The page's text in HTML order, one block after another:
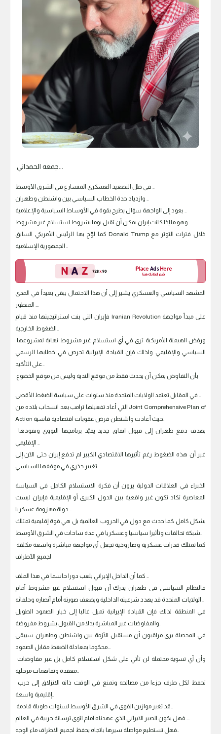
جمعه الحمداني...
في ظل التصعيد العسكري المتسارع في الشرق الأوسط ..
وازدياد حدة الخطاب السياسي بين واشنطن وطهران ..
يعود إلى الواجهة سؤال يطرح بقوة في الأوساط السياسية والإعلامية ..
وهو ما إذا كانت إيران يمكن أن تقبل يوما بشروط استسلام غير مشروط ..
كما لوّح بها الرئيس الأمريكي السابق Donald Trump خلال فترات التوتر مع
الجمهورية الإسلامية ..
المشهد السياسي والعسكري يشير إلى أن هذا الاحتمال يبقى بعيداً في المدى
المنظور ...
فإيران التي بنت استراتيجيتها منذ قيام Iranian Revolution على مبدأ مواجهة
الضغوط الخارجية..
السياسي والإقليمي ولذلك فإن القيادة الإيرانية تحرص في خطابها الرسمي
على التأكيد..
بأن التفاوض يمكن أن يحدث فقط من موقع الندية وليس من موقع الخضوع
في المقابل تعتمد الولايات المتحدة منذ سنوات على سياسة الضغط الأقصى ..
التي أعاد تفعيلها ترامب بعد انسحاب بلاده من Joint Comprehensive Plan of
Action حيث أعادت واشنطن فرض عقوبات اقتصادية قاسية.
الإقليمي ..
غير أن هذه الضغوط رغم تأثيرها الاقتصادي الكبير لم تدفع إيران حتى الآن إلى
تغيير جذري في موقفها السياسي..
الخبراء في العلاقات الدولية يرون أن فكرة الاستسلام الكامل في السياسة
المعاصرة تكاد تكون غير واقعية بين الدول الكبرى أو الإقليمية فإيران ليست
دولة مهزومة عسكريا ..
بشكل كامل كما حدث مع دول في الحروب العالمية بل هي قوة إقليمية تمتلك
شبكة تحالفات وتأثيرا سياسيا وعسكريا في عدة ساحات في الشرق الأوسط..
لجميع الأطراف
كما أن الداخل الإيراني يلعب دورا حاسما في هذا الملف ..
فالنظام السياسي في طهران يدرك أن قبول استسلام غير مشروط أمام
الولايات المتحدة قد يهدد شرعيته الداخلية ويضعف صورته أمام أنصاره وحلفائه ..
في المنطقة لذلك فإن القيادة الإيرانية تميل غالبا إلى خيار الصمود الطويل
والمفاوضات غير المباشرة بدلا من القبول بشروط مفروضة.
في المحصلة يرى مراقبون أن مستقبل الأزمة بين واشنطن وطهران سيبقى
محكوما بمعادلة الضغط مقابل الصمود...
معقدة وتفاهمات مرحلية..
إقليمية واسعة..
قد تغير موازين القوى في الشرق الأوسط لسنوات طويلة قادمة..
فهل يكون الصبر الايراني الذي عهدناه املم اثوى ترسانة حربية في العالم ...
فهل تستطيع مواصلة سيرها باتجاه يحفظ لجميع الاطراف ماء الوجه..